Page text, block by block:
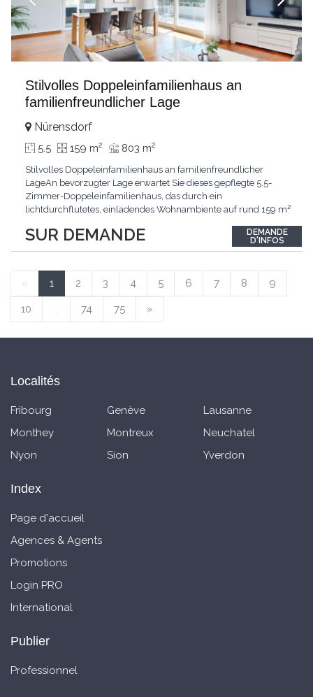
Stilvolles Doppeleinfamilienhaus an
familienfreundlicher Lage
SUR DEMANDE
Nürensdorf
5.5 159 m2 803 m2
Stilvolles Doppeleinfamilienhaus an familienfreundlicher
LageAn bevorzugter Lage erwartet Sie dieses gepflegte 5.5-
Zimmer-Doppeleinfamilienhaus, das durch ein
lichtdurchflutetes, einladendes Wohnambiente auf rund 159 m²
Liegenschaft in einem hervorragenden Zustand und vereint
zeitgemässen Wohnkomfort perfekt mit nachhaltiger
DEMANDE
D'INFOS
« 1 2 3 4 5 6 7 8 9
10 ... 74 75 »
Localités
Fribourg Genève
Lausanne
Monthey
Montreux
Neuchatel
Nyon
Sion Yverdon
Index
Page d'accueil
Agences & Agents
Promotions
Login PRO
International
Publier
Professionnel